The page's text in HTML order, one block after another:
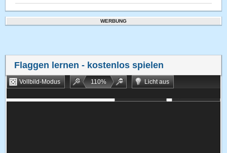
WERBUNG
Flaggen lernen - kostenlos spielen
Vollbild-Modus 110%
Licht aus